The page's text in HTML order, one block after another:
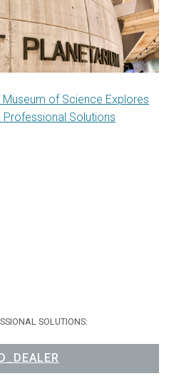
of Science Explores
Professional Solutions
SOLUTIONS: